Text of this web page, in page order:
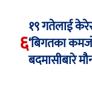
६
१९ गतेलाई
‘बिगतका
बदमासीबारे